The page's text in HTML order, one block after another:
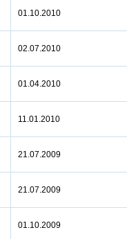
01.10.2010
02.07.2010
01.04.2010
11.01.2010
21.07.2009
21.07.2009
01.10.2009